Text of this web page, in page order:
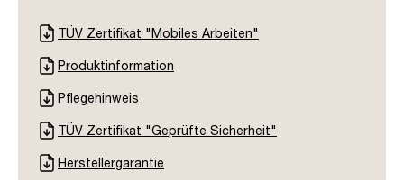
TÜV Zertifikat "Mobiles Arbeiten"
Produktinformation
Pflegehinweis
TÜV Zertifikat "Geprüfte Sicherheit"
Herstellergarantie